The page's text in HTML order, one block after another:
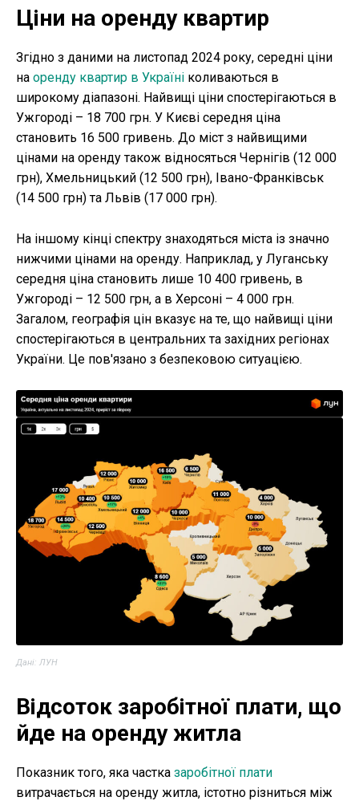
Ціни на оренду квартир
Згідно з даними на листопад 2024 року, середні ціни
на оренду квартир в Україні коливаються в
широкому діапазоні. Найвищі ціни спостерігаються в
Ужгороді – 18 700 грн. У Києві середня ціна
становить 16 500 гривень. До міст з найвищими
цінами на оренду також відносяться Чернігів (12 000
грн), Хмельницький (12 500 грн), Івано-Франківськ
(14 500 грн) та Львів (17 000 грн).
На іншому кінці спектру знаходяться міста із значно
нижчими цінами на оренду. Наприклад, у Луганську
середня ціна становить лише 10 400 гривень, в
Ужгороді – 12 500 грн, а в Херсоні – 4 000 грн.
Загалом, географія цін вказує на те, що найвищі ціни
спостерігаються в центральних та західних регіонах
України. Це пов'язано з безпековою ситуацією.
Дані: ЛУН
Відсоток заробітної плати, що
йде на оренду житла
Показник того, яка частка заробітної плати
витрачається на оренду житла, істотно різниться між